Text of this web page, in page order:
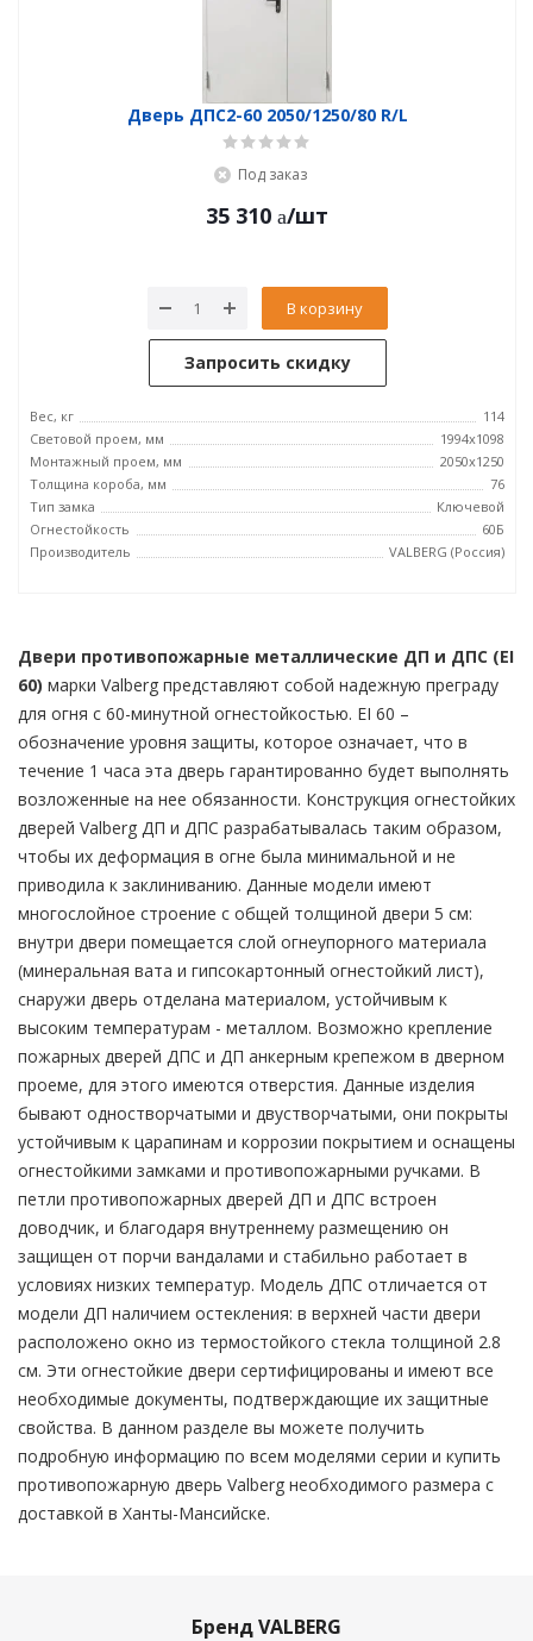
Дверь ДПC2-60 2050/1250/80 R/L
Под заказ
35 310 /шт
В корзину
Запросить скидку
Вес, кг
114
Световой проем, мм
1994x1098
Монтажный проем, мм
2050x1250
Толщина короба, мм
76
Тип замка
Ключевой
Огнестойкость
60Б
Производитель
VALBERG (Россия)
Двери противопожарные металлические ДП и ДПС (EI
60) марки Valberg представляют собой надежную преграду
для огня с 60-минутной огнестойкостью. EI 60 –
обозначение уровня защиты, которое означает, что в
течение 1 часа эта дверь гарантированно будет выполнять
возложенные на нее обязанности. Конструкция огнестойких
дверей Valberg ДП и ДПС разрабатывалась таким образом,
чтобы их деформация в огне была минимальной и не
приводила к заклиниванию. Данные модели имеют
многослойное строение с общей толщиной двери 5 см:
внутри двери помещается слой огнеупорного материала
(минеральная вата и гипсокартонный огнестойкий лист),
снаружи дверь отделана материалом, устойчивым к
высоким температурам - металлом. Возможно крепление
пожарных дверей ДПС и ДП анкерным крепежом в дверном
проеме, для этого имеются отверстия. Данные изделия
бывают одностворчатыми и двустворчатыми, они покрыты
устойчивым к царапинам и коррозии покрытием и оснащены
огнестойкими замками и противопожарными ручками. В
петли противопожарных дверей ДП и ДПС встроен
доводчик, и благодаря внутреннему размещению он
защищен от порчи вандалами и стабильно работает в
условиях низких температур. Модель ДПС отличается от
модели ДП наличием остекления: в верхней части двери
расположено окно из термостойкого стекла толщиной 2.8
см. Эти огнестойкие двери сертифицированы и имеют все
необходимые документы, подтверждающие их защитные
свойства. В данном разделе вы можете получить
подробную информацию по всем моделями серии и купить
противопожарную дверь Valberg необходимого размера с
доставкой в Ханты-Мансийске.
Бренд VALBERG